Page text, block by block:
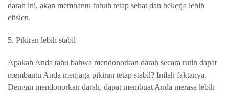
darah ini, akan membantu tubuh tetap sehat dan bekerja lebih
efisien.
5. Pikiran lebih stabil
Apakah Anda tahu bahwa mendonorkan darah secara rutin dapat
membantu Anda menjaga pikiran tetap stabil? Inilah faktanya.
Dengan mendonorkan darah, dapat membuat Anda merasa lebih